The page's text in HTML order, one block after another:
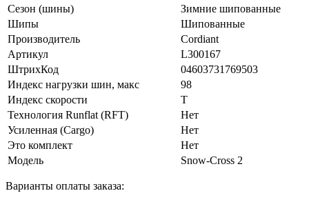
Сезон (шины)
Зимние шипованные
Шипы
Шипованные
Производитель
Cordiant
Артикул
L300167
ШтрихКод
04603731769503
Индекс нагрузки шин, макс
98
Индекс скорости
T
Технология Runflat (RFT)
Нет
Усиленная (Cargo)
Нет
Это комплект
Нет
Модель
Snow-Cross 2
Варианты оплаты заказа: